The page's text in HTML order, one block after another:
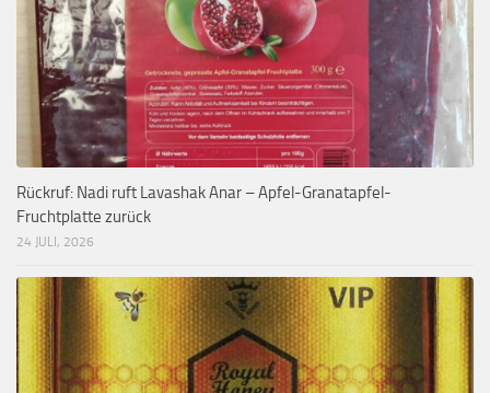
Rückruf: Nadi ruft Lavashak Anar – Apfel-Granatapfel-
Fruchtplatte zurück
24 JULI, 2026